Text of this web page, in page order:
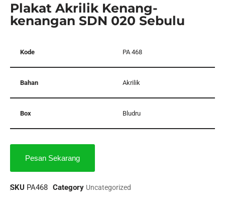
Plakat Akrilik Kenang-
kenangan SDN 020 Sebulu
Kode PA 468
Bahan Akrilik
Box Bludru
Pesan Sekarang
SKU PA468 Category Uncategorized